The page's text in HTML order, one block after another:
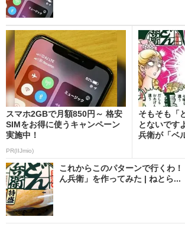
スマホ2GBで月額850円～ 格安
SIMをお得に使うキャンペーン
実施中！
PR(IIJmio)
そもそも「
とないで
兵衛が「ベ
これからこのパターンで行くわ
ん兵衛」を作ってみた | ねとら...